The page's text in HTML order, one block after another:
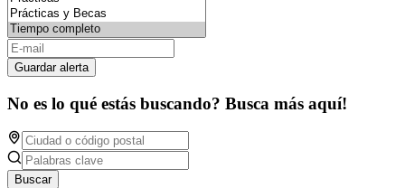
Guardar alerta
No es lo qué estás buscando? Busca más aquí!
Buscar